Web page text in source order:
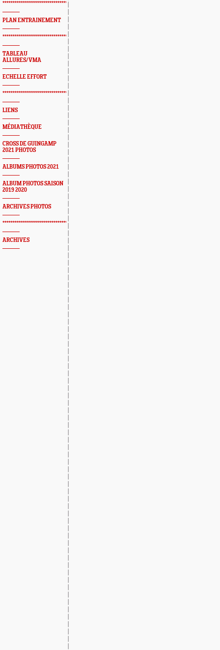
*************************************************
PLAN ENTRAINEMENT
*************************************************
TABLEAU
ALLURES/VMA
ECHELLE EFFORT
*************************************************
LIENS
MÉDIATHÈQUE
CROSS DE GUINGAMP
2021 PHOTOS
ALBUMS PHOTOS 2021
ALBUM PHOTOS SAISON
2019 2020
ARCHIVES PHOTOS
*************************************************
ARCHIVES